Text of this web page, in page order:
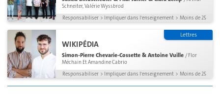
Schneiter, Valérie Wyssbrod
Responsabiliser > Impliquer dans l'enseignement > Moins de 25
WIKIPÉDIA
Simon-Pierre Chevarie-Cossette & Antoine Vuille/ Flor
Méchain Et Amandine Cabrio
Lettres
Responsabiliser > Impliquer dans l'enseignement > Moins de 25